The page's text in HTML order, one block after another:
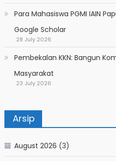
Para Mahasiswa PGMI IAIN
Google Scholar
28 July 2026
Pembekalan KKN: Bangun
Masyarakat
23 July 2026
Arsip
August 2026 (3)